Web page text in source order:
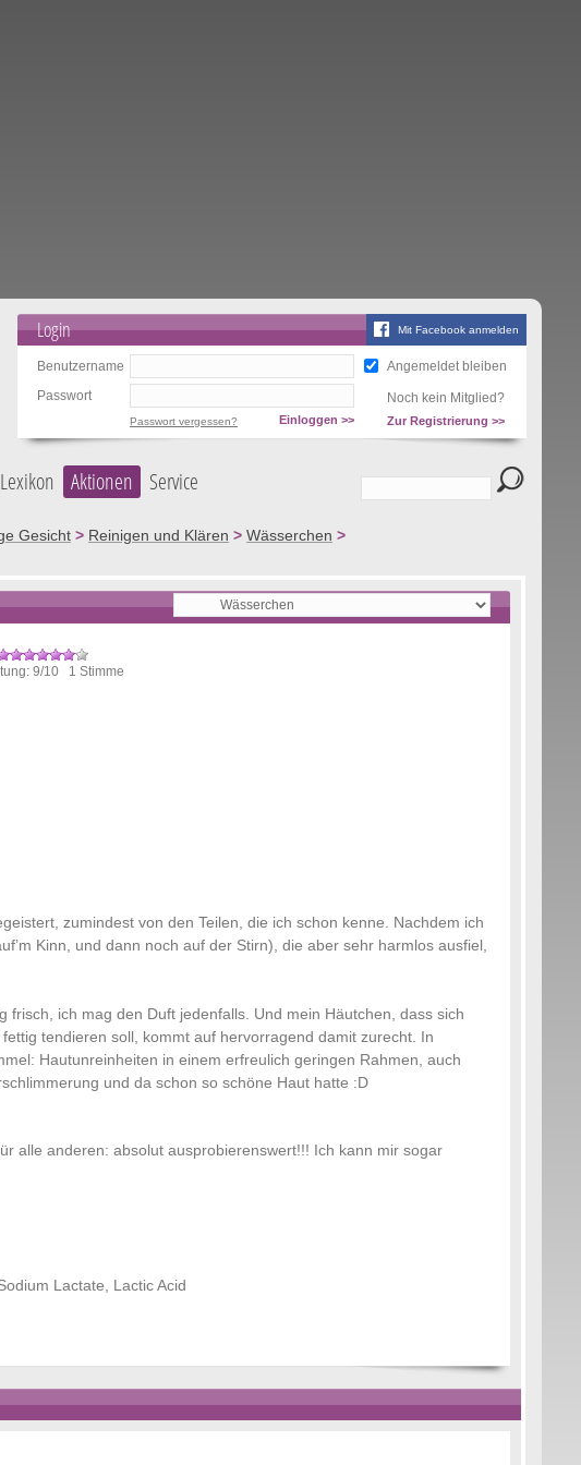
Mit Facebook anmelden
Login
Benutzername
Angemeldet bleiben
Passwort
Noch kein Mitglied?
Einloggen >>
Passwort vergessen? Zur Registrierung >>
Aktionen Service
Gesicht > Reinigen und Klären > Wässerchen >
9/10 1 Stimme
zumindest von den Teilen, die ich schon kenne. Nachdem ich
Kinn, und dann noch auf der Stirn), die aber sehr harmlos ausfiel,
ich mag den Duft jedenfalls. Und mein Häutchen, dass sich
tendieren soll, kommt auf hervorragend damit zurecht. In
Hautunreinheiten in einem erfreulich geringen Rahmen, auch
und da schon so schöne Haut hatte :D
alle anderen: absolut ausprobierenswert!!! Ich kann mir sogar
Lactate, Lactic Acid